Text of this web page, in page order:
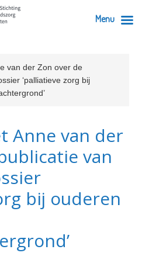
van der Zon over de
‘palliatieve zorg bij
Anne van der
van
bij ouderen
Menu